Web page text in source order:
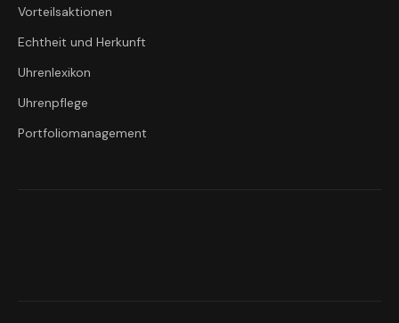
Vorteilsaktionen
Echtheit und Herkunft
Uhrenlexikon
Uhrenpflege
Portfoliomanagement